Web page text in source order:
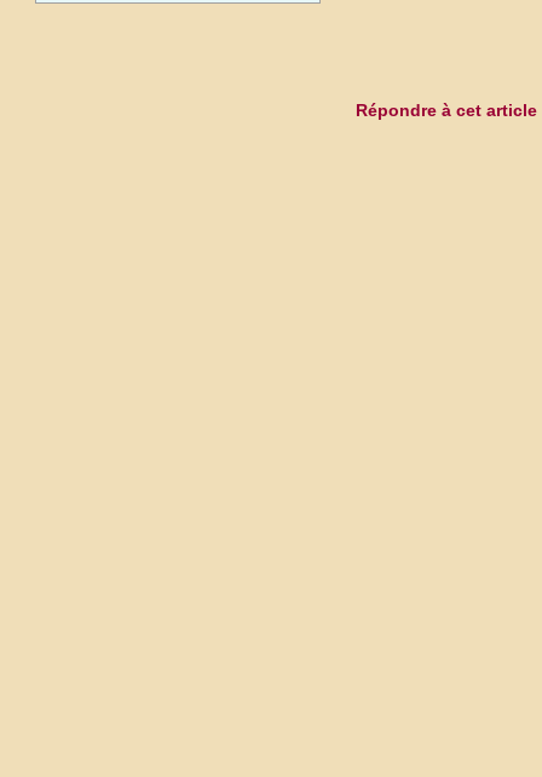
Répondre à cet article